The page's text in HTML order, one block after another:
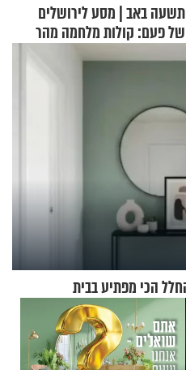
תשעה באב | מסע לירושלים
של פעם: קולות מלחמה מהר